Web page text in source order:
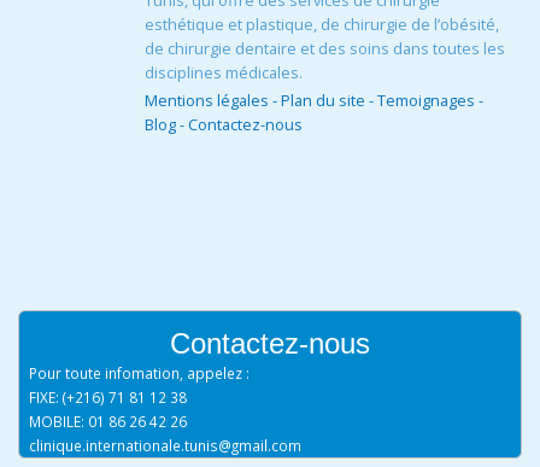
esthétique et plastique, de chirurgie de l’obésité,
de chirurgie dentaire et des soins dans toutes les
disciplines médicales.
Mentions légales -Plan du site -Temoignages -
Blog-Contactez-nous
Contactez-nous
Pour toute infomation, appelez :
FIXE: (+216) 71 81 12 38
MOBILE: 01 86 26 42 26
clinique.internationale.tunis@gmail.com